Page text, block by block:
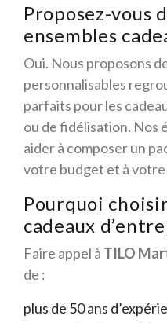
Proposez-vous
ensembles
Oui. Nous proposons
personnalisables
parfaits pour les
ou de fidélisation. Nos
aider à composer un
votre budget et à votre
Pourquoi
cadeaux
Faire appel à TILO
de :
plus de 50 ans